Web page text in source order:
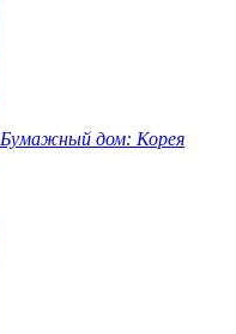
Бумажный дом: Корея